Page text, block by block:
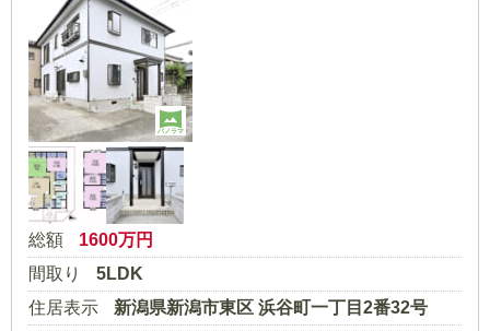
パノラマ
総額 1600万円
間取り
5LDK
住居表示
新潟県新潟市東区 浜谷町一丁目2番32号